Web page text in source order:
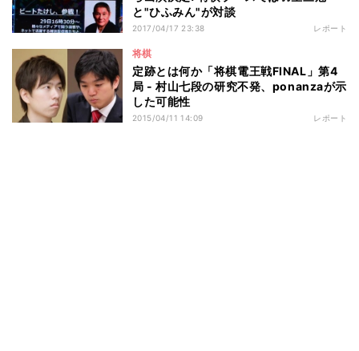
と"ひふみん"が対談
2017/04/17 23:38 レポート
将棋
定跡とは何か「将棋電王戦FINAL」第4
局 - 村山七段の研究不発、ponanzaが示
した可能性
2015/04/11 14:09 レポート